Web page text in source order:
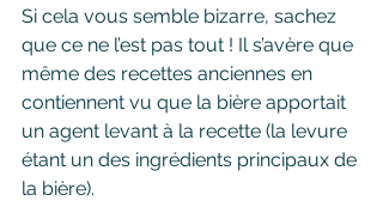
Si cela vous semble bizarre, sachez
que ce ne l’est pas tout ! Il s’avère que
même des recettes anciennes en
contiennent vu que la bière apportait
un agent levant à la recette (la levure
étant un des ingrédients principaux de
la bière).